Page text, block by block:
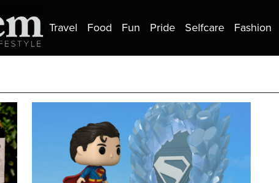
Travel Food Fun Pride Selfcare Fashion